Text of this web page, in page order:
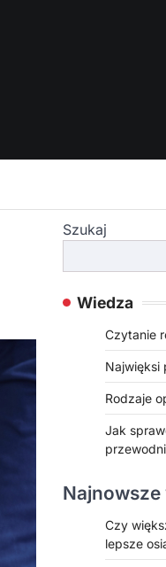
Szukaj
Wiedza
Czytanie
Najwięksi
Rodzaje
Jak
Najnowsze
Czy
lepsze